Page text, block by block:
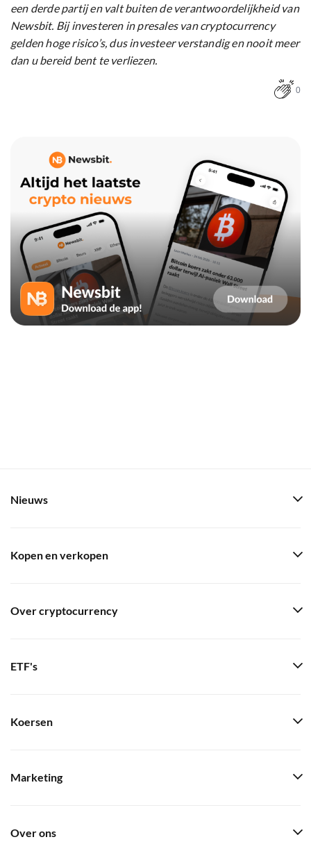
een derde partij en valt buiten de verantwoordelijkheid van
Newsbit. Bij investeren in presales van cryptocurrency
gelden hoge risico’s, dus investeer verstandig en nooit meer
dan u bereid bent te verliezen.
0
Nieuws
Kopen en verkopen
Over cryptocurrency
ETF's
Koersen
Marketing
Over ons